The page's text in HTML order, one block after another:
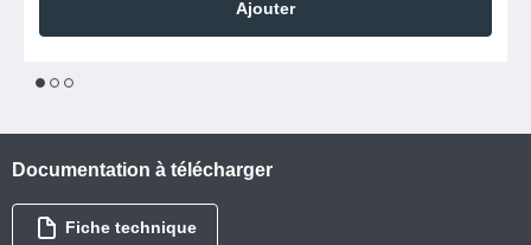
Ajouter
1 2
Documentation à télécharger
Fiche technique